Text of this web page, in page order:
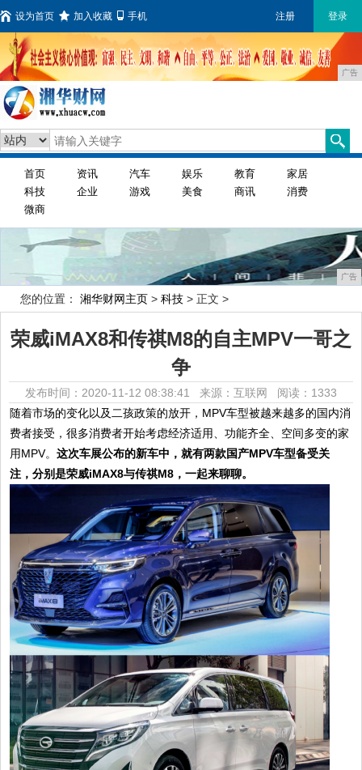
设为首页 加入收藏 手机 注册 登录
广告
首页 资讯 汽车 娱乐 教育
家居
科技
企业 游戏 美食 商讯
消费
微商
广告
您的位置： 湘华财网主页 > 科技 > 正文 >
荣威iMAX8和传祺M8的自主MPV一哥之
争
发布时间：2020-11-12 08:38:41 来源：互联网 阅读：1333
随着市场的变化以及二孩政策的放开，MPV车型被越来越多的国内消
费者接受，很多消费者开始考虑经济适用、功能齐全、空间多变的家
用MPV。这次车展公布的新车中，就有两款国产MPV车型备受关
注，分别是荣威iMAX8与传祺M8，一起来聊聊。